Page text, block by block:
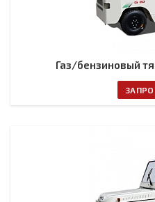
Газ/бензиновый